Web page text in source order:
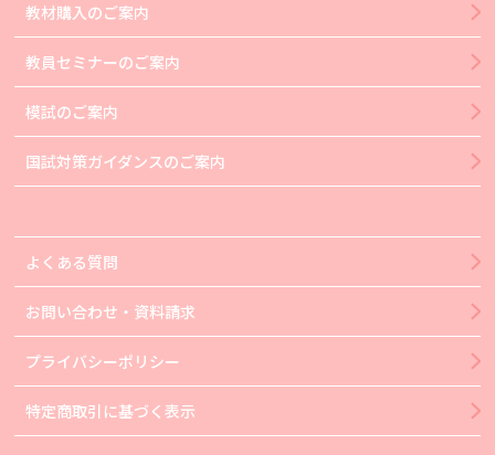
教材購入のご案内
教員セミナーのご案内
模試のご案内
国試対策ガイダンスのご案内
よくある質問
お問い合わせ・資料請求
プライバシーポリシー
特定商取引に基づく表示